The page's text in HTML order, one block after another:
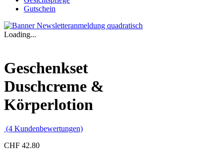
Gutschein
Loading...
Geschenkset
Duschcreme &
Körperlotion
(4 Kundenbewertungen)
CHF 42.80